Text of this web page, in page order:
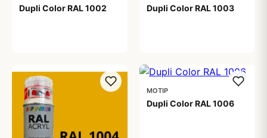
Dupli Color RAL 1002 Dupli Color RAL 1003
MOTIP
Dupli Color RAL 1006